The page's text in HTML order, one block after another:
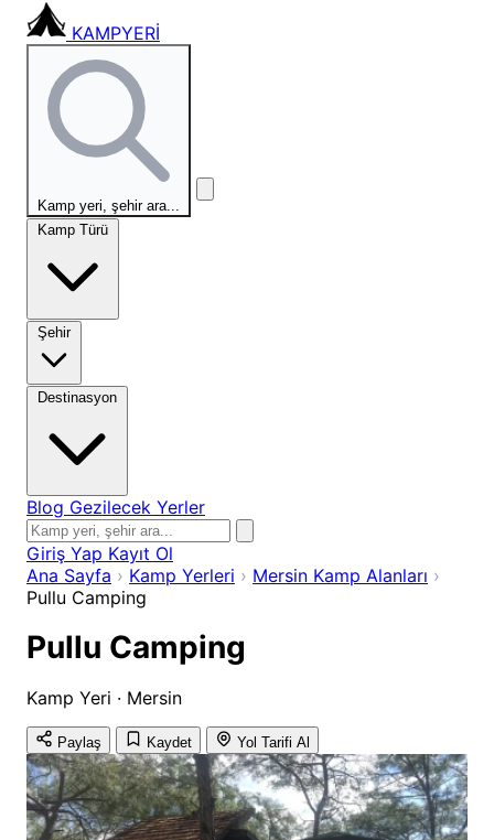
KAMPYERİ
Kamp yeri, şehir ara...
Kamp Türü
Şehir
Destinasyon
Blog Gezilecek Yerler
Giriş Yap Kayıt Ol
Ana Sayfa › Kamp Yerleri › Mersin Kamp Alanları ›
Pullu Camping
Pullu Camping
Kamp Yeri · Mersin
Paylaş Kaydet Yol Tarifi Al